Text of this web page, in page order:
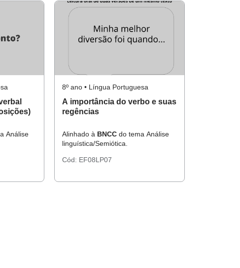
Análise
8º ano • Língua Portuguesa
A importância do verbo e suas
regências
Alinhado à BNCC do tema Análise
linguística/Semiótica.
Cód: EF08LP07